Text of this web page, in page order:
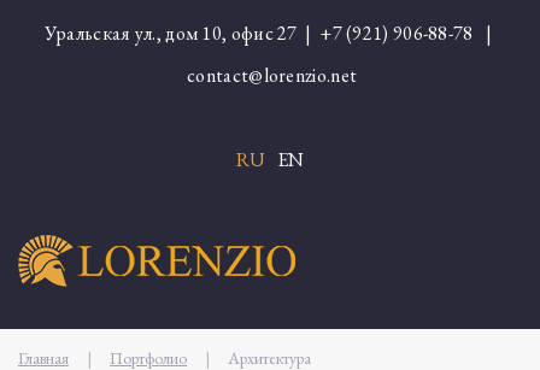
Уральская ул., дом 10, офис 27 | +7 (921) 906-88-78 |
contact@lorenzio.net
RU EN
Главная | Портфолио | Архитектура